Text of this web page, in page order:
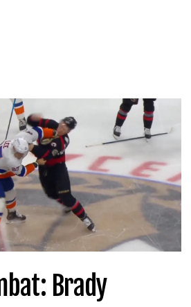
Brady